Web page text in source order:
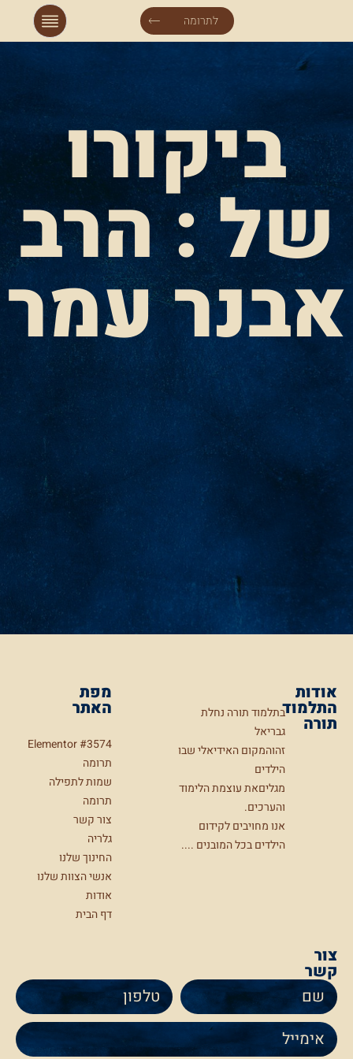
לתרומה
ביקורו
של : הרב
אבנר עמר
אודות
התלמוד
תורה
בתלמוד תורה נחלת
גבריאל
זהוהמקום האידיאלי שבו
הילדים
מגליםאת עוצמת הלימוד
והערכים.
אנו מחויבים לקידום
הילדים בכל המובנים ....
מפת
האתר
Elementor #3574
תרומה
שמות לתפילה
תרומה
צור קשר
גלריה
החינוך שלנו
אנשי הצוות שלנו
אודות
דף הבית
צור
קשר